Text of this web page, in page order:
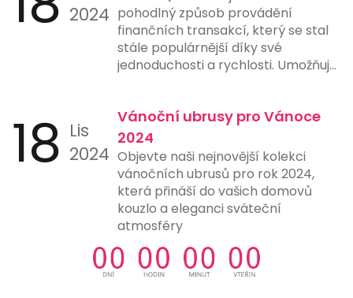
2024 pohodlný způsob provádění
finančních transakcí, který se stal
stále populárnější díky své
jednoduchosti a rychlosti. Umožňuje
chytrého telefonu nebo jiného
zařízení s fotoaparátem a vhodnou
aplikací. Tento způsob platby
eliminuje potřebu ručního zadávání
čísel účtů, čímž snižuje riziko chyb a
urychluje proces platby. Mnohé
banky a finanční instituce nyní
nabízejí možnost generování a
skenování QR kódů přímo ve svých
aplikacích, což ještě více usnadňuje
18 Lis
2024
Vánoční ubrusy pro Vánoce
2024
Objevte naši nejnovější kolekci
vánočních ubrusů pro rok 2024,
která přináší do vašich domovů
kouzlo a eleganci sváteční
atmosféry